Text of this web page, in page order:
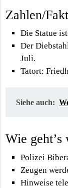
Zahlen/
Die Statue
Der
Juli.
Tatort:
Siehe auch:
Wie geht’s
Polizei
Zeugen
Hinweise